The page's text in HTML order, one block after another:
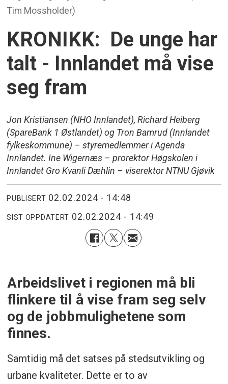
Tim Mossholder)
KRONIKK: De unge har
talt - Innlandet må vise
seg fram
Jon Kristiansen (NHO Innlandet), Richard Heiberg
(SpareBank 1 Østlandet) og Tron Bamrud (Innlandet
fylkeskommune) – styremedlemmer i Agenda
Innlandet. Ine Wigernæs – prorektor Høgskolen i
Innlandet Gro Kvanli Dæhlin – viserektor NTNU Gjøvik
PUBLISERT 02.02.2024 - 14:48
SIST OPPDATERT 02.02.2024 - 14:49
Arbeidslivet i regionen må bli
flinkere til å vise fram seg selv
og de jobbmulighetene som
finnes.
Samtidig må det satses på stedsutvikling og
urbane kvaliteter. Dette er to av